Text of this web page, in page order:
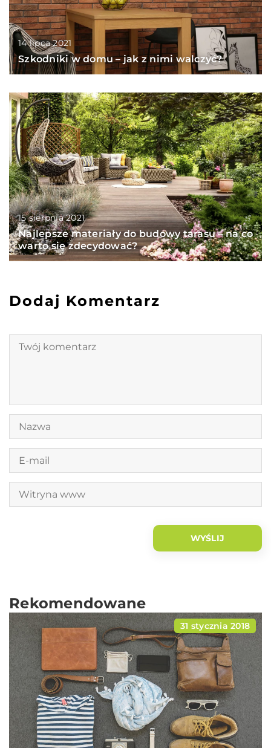
14 lipca 2021
Szkodniki w domu – jak z nimi walczyć?
15 sierpnia 2021
Najlepsze materiały do budowy tarasu – na co
warto się zdecydować?
Dodaj Komentarz
Rekomendowane
31 stycznia 2018